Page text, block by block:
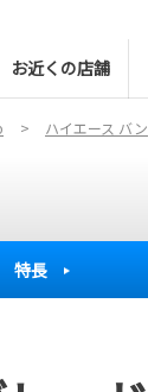
お近くの店舗
ハイエース バン
特長